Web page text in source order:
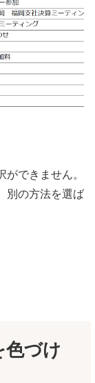
ができません。
別の方法を選ば
色づけ